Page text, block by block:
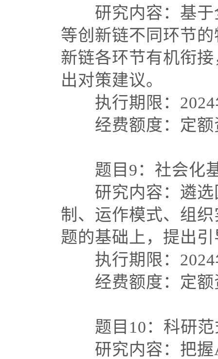
研究内容：基于
等创新链不同环节
新链各环节有机衔
出对策建议。
执行期限：
经费额度：定额
题目 9：社会
研究内容：遴选
制、运作模式、组
题的基础上，提出
执行期限：
经费额度：定额
题目 10：科研
研究内容：把握